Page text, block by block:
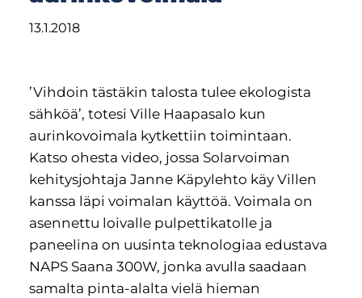
’Vihdoin tästäkin talosta tulee ekologista
sähköä’, totesi Ville Haapasalo kun
aurinkovoimala kytkettiin toimintaan.
Katso ohesta video, jossa Solarvoiman
kehitysjohtaja Janne Käpylehto käy Villen
kanssa läpi voimalan käyttöä. Voimala on
asennettu loivalle pulpettikatolle ja
paneelina on uusinta teknologiaa edustava
NAPS Saana 300W, jonka avulla saadaan
samalta pinta-alalta vielä hieman